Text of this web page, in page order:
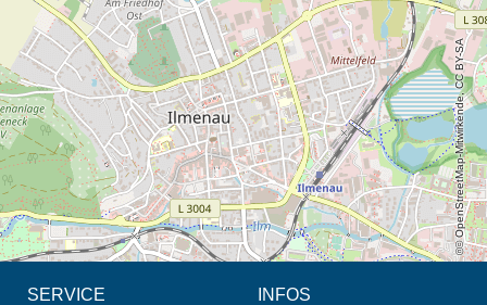
© OpenStreetMap-Mitwirkende, CC BY-SA
SERVICE INFOS